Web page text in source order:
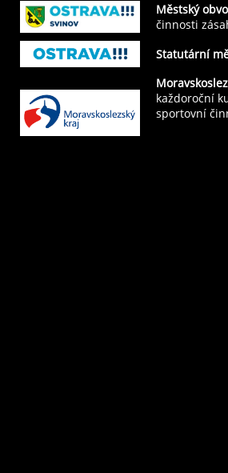
Městský
činnosti
Statutární
každoroční
sportovní